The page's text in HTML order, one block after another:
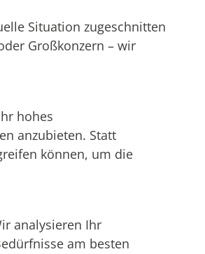
Situation zugeschnitten
Großkonzern – wir
hohes
anzubieten. Statt
können, um die
analysieren Ihr
am besten